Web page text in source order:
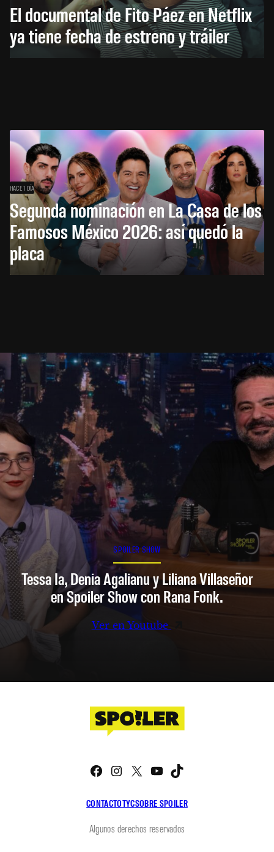
El documental de Fito Páez en Netflix
ya tiene fecha de estreno y tráiler
HACE 1 DÍA
Segunda nominación en La Casa de los
Famosos México 2026: así quedó la
placa
SPOILER SHOW
Tessa Ia, Denia Agalianu y Liliana Villaseñor
en Spoiler Show con Rana Fonk.
Ver en Youtube
CONTACTOTYCSOBRE SPOILER
Facebook
Instagram
X YouTube
Algunos derechos reservados